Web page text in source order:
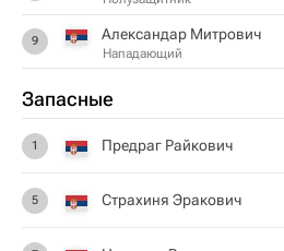
9 Александар Митрович
Нападающий
Запасные
1 Предраг Райкович
5 Страхиня Эракович